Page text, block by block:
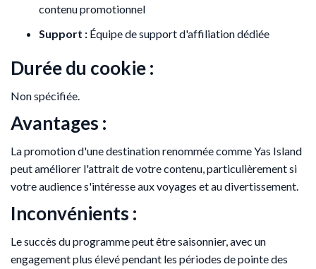
contenu promotionnel
Support : Équipe de support d'affiliation dédiée
Durée du cookie :
Non spécifiée.
Avantages :
La promotion d'une destination renommée comme Yas Island
peut améliorer l'attrait de votre contenu, particulièrement si
votre audience s'intéresse aux voyages et au divertissement.
Inconvénients :
Le succès du programme peut être saisonnier, avec un
engagement plus élevé pendant les périodes de pointe des